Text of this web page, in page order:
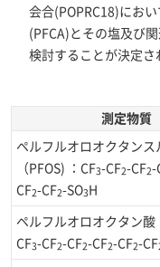
会合(POPRC18)にお
(PFCA)とその塩及び
検討することが決定さ
測定物質
ペルフルオロオクタンス
（PFOS) ：CF3-CF2-CF2-
CF2-CF2-SO3H
ペルフルオロオクタン酸
CF3-CF2-CF2-CF2-CF2-CF